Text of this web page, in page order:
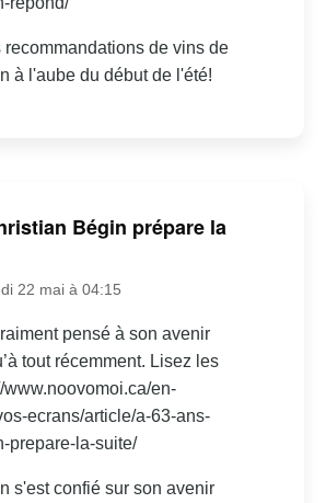
recommandations de vins de
à l'aube du début de l'été!
Bégin prépare la
22 mai à 04:15
pensé à son avenir
tout récemment. Lisez les
www.noovomoi.ca/en-
ecrans/article/a-63-ans-
prepare-la-suite/
s'est confié sur son avenir